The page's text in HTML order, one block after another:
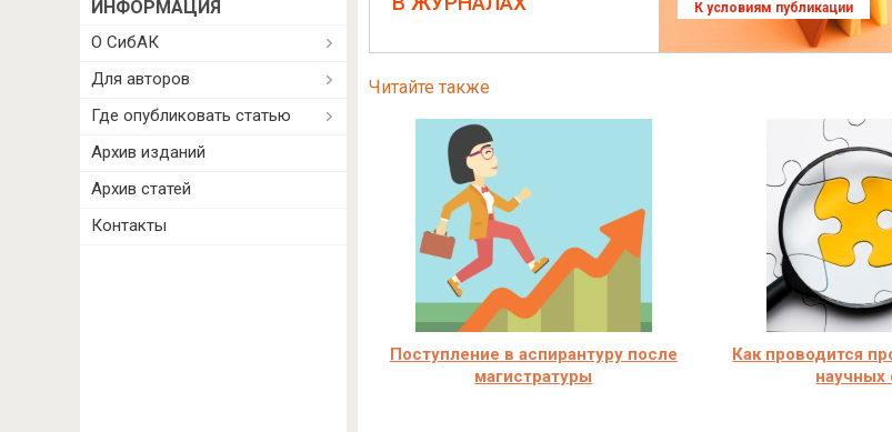
К условиям публикации
Читайте также
Поступление в аспирантуру после
магистратуры
Как проводится
научных
ИНФОРМАЦИЯ
О СибАК
Для авторов
Где опубликовать статью
Архив изданий
Архив статей
Контакты